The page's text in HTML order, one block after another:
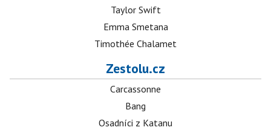
Taylor Swift
Emma Smetana
Timothée Chalamet
Zestolu.cz
Carcassonne
Bang
Osadníci z Katanu